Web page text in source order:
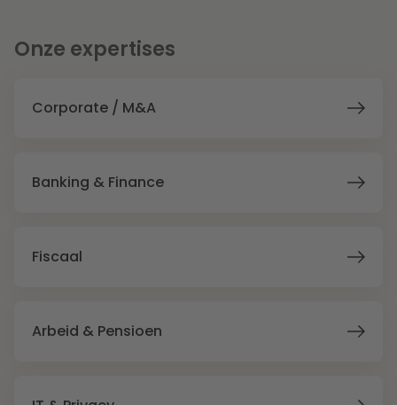
Onze expertises
Corporate / M&A
Banking & Finance
Fiscaal
Arbeid & Pensioen